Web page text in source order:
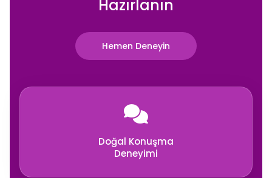
Hazırlanın
Hemen Deneyin
Doğal Konuşma
Deneyimi